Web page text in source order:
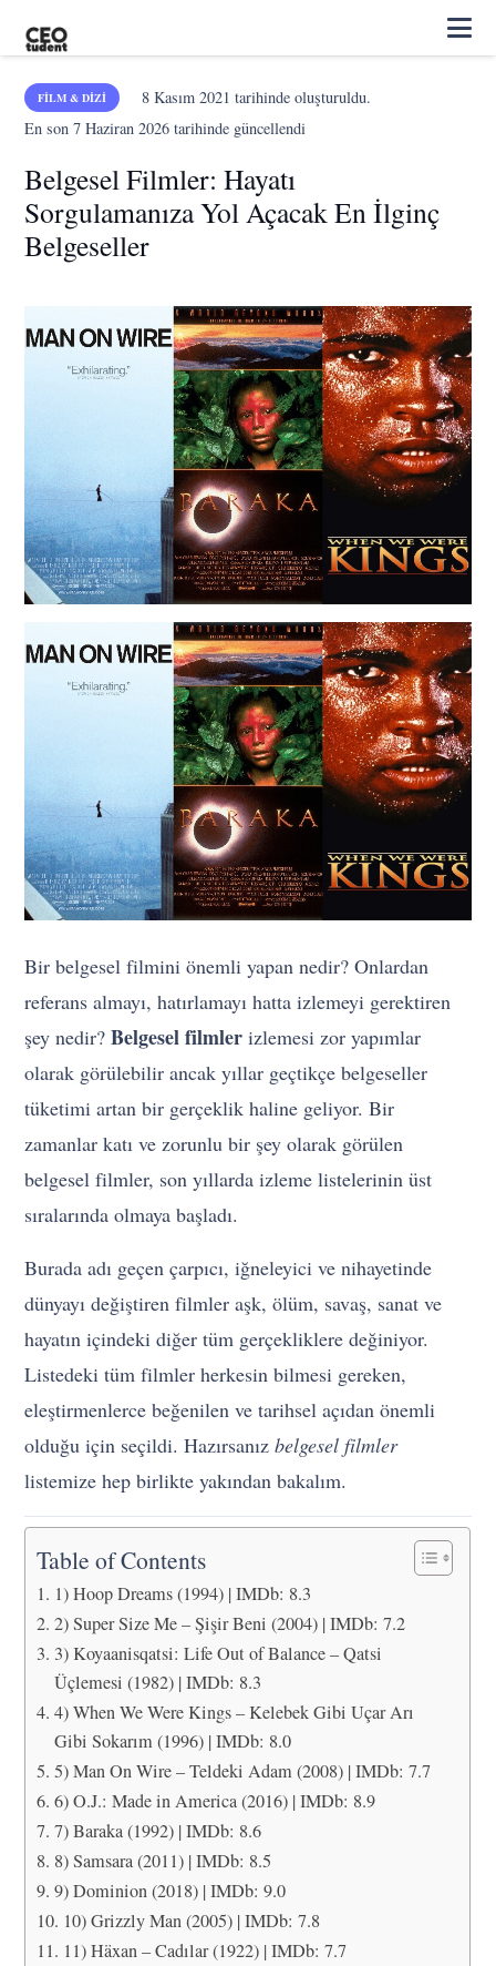
FILM & DIZI 8 Kasım 2021 tarihinde oluşturuldu.
En son7 Haziran 2026 tarihinde güncellendi
Belgesel Filmler: Hayatı
Sorgulamanıza Yol Açacak En İlginç
Belgeseller
Bir belgesel filmini önemli yapan nedir? Onlardan
referans almayı, hatırlamayı hatta izlemeyi gerektiren
şey nedir?Belgesel filmler izlemesi zor yapımlar
olarak görülebilir ancak yıllar geçtikçe belgeseller
tüketimi artan bir gerçeklik haline geliyor. Bir
zamanlar katı ve zorunlu bir şey olarak görülen
belgesel filmler, son yıllarda izleme listelerinin üst
sıralarında olmaya başladı.
Burada adı geçen çarpıcı, iğneleyici ve nihayetinde
dünyayı değiştiren filmler aşk, ölüm, savaş, sanat ve
hayatın içindeki diğer tüm gerçekliklere değiniyor.
Listedeki tüm filmler herkesin bilmesi gereken,
eleştirmenlerce beğenilen ve tarihsel açıdan önemli
olduğu için seçildi. Hazırsanızbelgesel filmler
listemize hep birlikte yakından bakalım.
Table of Contents
1) Hoop Dreams (1994) | IMDb: 8.3
2) Super Size Me – Şişir Beni (2004) | IMDb: 7.2
3) Koyaanisqatsi: Life Out of Balance – Qatsi
Üçlemesi (1982) | IMDb: 8.3
4) When We Were Kings – Kelebek Gibi Uçar Arı
Gibi Sokarım (1996) | IMDb: 8.0
5) Man On Wire – Teldeki Adam (2008) | IMDb: 7.7
6) O.J.: Made in America (2016) | IMDb: 8.9
7) Baraka (1992) | IMDb: 8.6
8) Samsara (2011) | IMDb: 8.5
9) Dominion (2018) | IMDb: 9.0
10) Grizzly Man (2005) | IMDb: 7.8
11) Häxan – Cadılar (1922) | IMDb: 7.7